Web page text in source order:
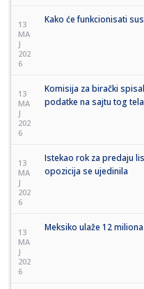
13
MA
J
202
6
Kako će funkcionisati
13
MA
J
202
6
Komisija za birački
podatke na sajtu tog tela
13
MA
J
202
6
Istekao rok za predaju
opozicija se ujedinila
13
MA
J
202
6
Meksiko ulaže 12